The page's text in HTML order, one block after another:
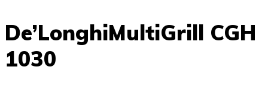
De’LonghiMultiGrill CGH
1030